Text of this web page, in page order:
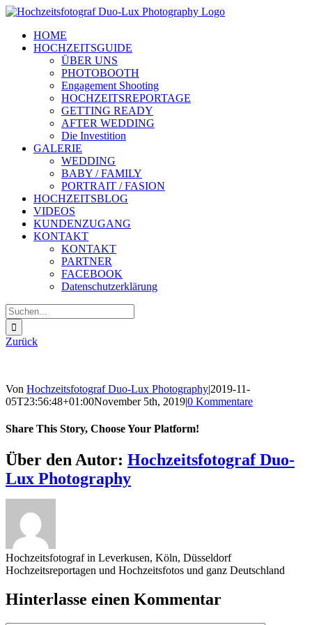
Zum
springenHOME
HOCHZEITSGUIDE
ÜBER UNS
PHOTOBOOTH
Engagement Shooting
HOCHZEITSREPORTAGE
GETTING READY
AFTER WEDDING
Die Investition
GALERIE
WEDDING
BABY / FAMILY
PORTRAIT / FASION
HOCHZEITSBLOG
VIDEOS
KUNDENZUGANG
KONTAKT
KONTAKT
PARTNER
FACEBOOK
Datenschutzerklärung
Suche
nach:
Zurück
Von Hochzeitsfotograf Duo-Lux Photography|2019-11-
05T23:56:48+01:00November 5th, 2019|0 Kommentare
Share This Story, Choose Your Platform!
Sharing_facebook
Sharing_twitter
Sharing_reddit
Über den Autor: Hochzeitsfotograf Duo-
Lux Photography
Hochzeitsfotograf in Leverkusen, Köln, Düsseldorf
Hochzeitsreportagen und Hochzeitsfotos und ganz Deutschland
Hinterlasse einen Kommentar